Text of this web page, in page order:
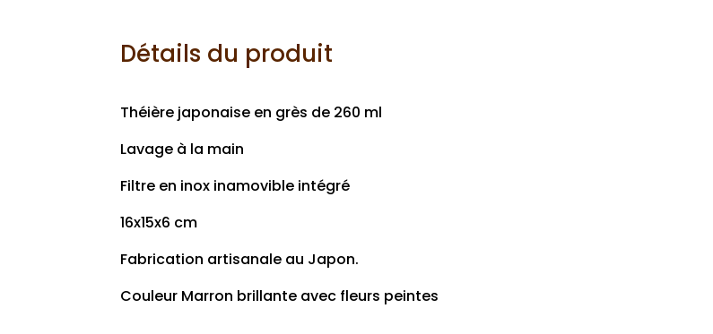
Détails du produit
Théière japonaise en grès de 260 ml
Lavage à la main
Filtre en inox inamovible intégré
16x15x6 cm
Fabrication artisanale au Japon.
Couleur Marron brillante avec fleurs peintes